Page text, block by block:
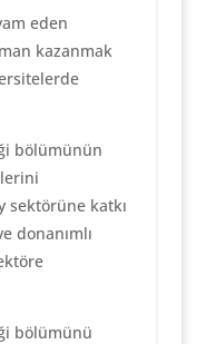
eden
kazanmak
bölümünün
sektörüne katkı
donanımlı
bölümünü